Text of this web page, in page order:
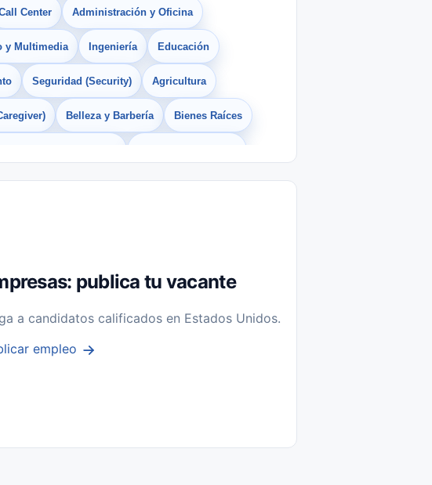
Center Administración y Oficina
y Multimedia Ingeniería Educación
Seguridad (Security) Agricultura
Belleza y Barbería Bienes Raíces
Spanish) Sin Experiencia
publica tu vacante
a candidatos calificados en Estados Unidos.
empleo